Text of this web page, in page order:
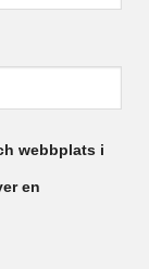
webbplats i
en